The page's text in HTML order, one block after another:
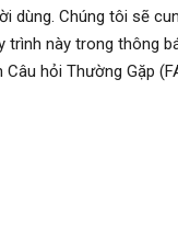
dùng. Chúng tôi sẽ
trình này trong thông
hỏi Thường Gặp